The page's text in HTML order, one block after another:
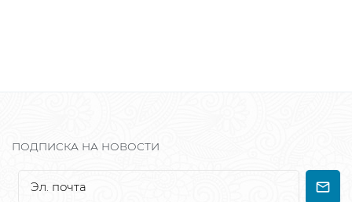
ПОДПИСКА НА НОВОСТИ